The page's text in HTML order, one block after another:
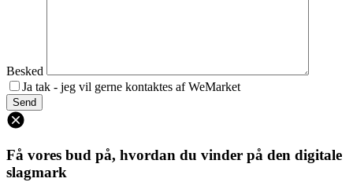
Besked
Ja tak - jeg vil gerne kontaktes af WeMarket
Få vores bud på, hvordan du vinder på den digitale
slagmark